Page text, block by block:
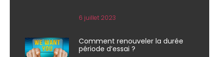
6 juillet 2023
Comment renouveler la durée
période d’essai ?